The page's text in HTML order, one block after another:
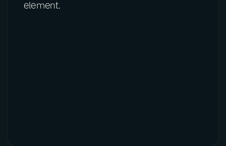
element.